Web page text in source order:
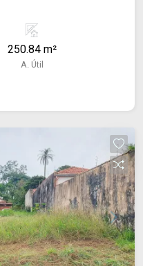
250.84 m²
A. Útil